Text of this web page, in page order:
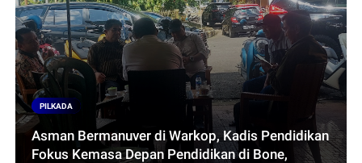
PILKADA
Asman Bermanuver di Warkop, Kadis Pendidikan
Fokus Kemasa Depan Pendidikan di Bone,